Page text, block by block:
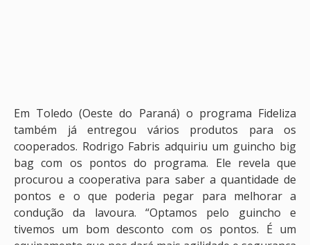
Em Toledo (Oeste do Paraná) o programa Fideliza
também já entregou vários produtos para os
cooperados. Rodrigo Fabris adquiriu um guincho big
bag com os pontos do programa. Ele revela que
procurou a cooperativa para saber a quantidade de
pontos e o que poderia pegar para melhorar a
condução da lavoura. “Optamos pelo guincho e
tivemos um bom desconto com os pontos. É um